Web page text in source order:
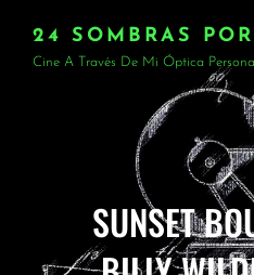
24 SOMBRAS
Cine A Través De Mi Óptica
SUNSET